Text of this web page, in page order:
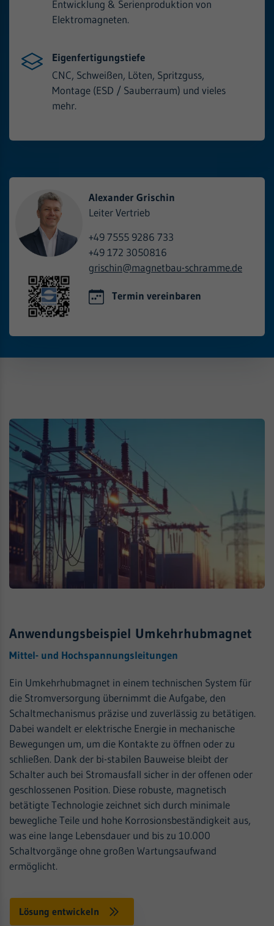
Entwicklung & Serienproduktion von
Elektromagneten.
Eigenfertigungstiefe
CNC, Schweißen, Löten, Spritzguss,
Montage (ESD / Sauberraum) und vieles
mehr.
Alexander Grischin
Leiter Vertrieb
+49 7555 9286 733
+49 172 3050816
grischin@magnetbau-schramme.de
Termin vereinbaren
Anwendungsbeispiel Umkehrhubmagnet
Mittel- und Hochspannungsleitungen
Ein Umkehrhubmagnet in einem technischen System für
die Stromversorgung übernimmt die Aufgabe, den
Schaltmechanismus präzise und zuverlässig zu betätigen.
Dabei wandelt er elektrische Energie in mechanische
Bewegungen um, um die Kontakte zu öffnen oder zu
schließen. Dank der bi-stabilen Bauweise bleibt der
Schalter auch bei Stromausfall sicher in der offenen oder
geschlossenen Position. Diese robuste, magnetisch
betätigte Technologie zeichnet sich durch minimale
bewegliche Teile und hohe Korrosionsbeständigkeit aus,
was eine lange Lebensdauer und bis zu 10.000
Schaltvorgänge ohne großen Wartungsaufwand
ermöglicht.
Lösung entwickeln